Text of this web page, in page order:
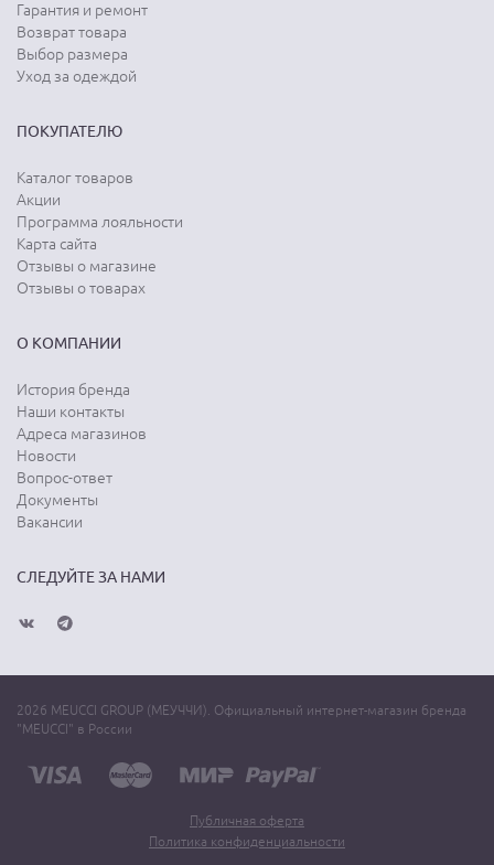
Гарантия и ремонт
Возврат товара
Выбор размера
Уход за одеждой
ПОКУПАТЕЛЮ
Каталог товаров
Акции
Программа лояльности
Карта сайта
Отзывы о магазине
Отзывы о товарах
О КОМПАНИИ
История бренда
Наши контакты
Адреса магазинов
Новости
Вопрос-ответ
Документы
Вакансии
СЛЕДУЙТЕ ЗА НАМИ
2026 MEUCCI GROUP (МЕУЧЧИ). Официальный интернет-магазин бренда
"MEUCCI" в России
Публичная оферта
Политика конфиденциальности